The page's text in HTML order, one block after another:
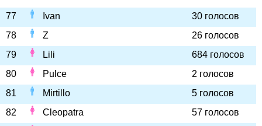
77
Ivan
30 голосов
78
Z
26 голосов
79
Lili
684 голосов
80
Pulce
2 голосов
81
Mirtillo
5 голосов
82
Cleopatra
57 голосов